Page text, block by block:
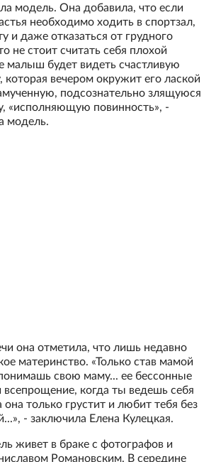
модель. Она добавила, что если
необходимо ходить в спортзал,
и даже отказаться от грудного
не стоит считать себя плохой
малыш будет видеть счастливую
вечером окружит его лаской
подсознательно злящуюся
«исполняющую повинность», -
модель.
она отметила, что лишь недавно
материнство. «Только став мамой
свою маму... ее бессонные
всепрощение, когда ты ведешь себя
она только грустит и любит тебя без
- заключила Елена Кулецкая.
живет в браке с фотографов и
Романовским. В середине